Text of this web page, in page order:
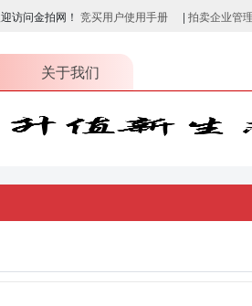
访问金拍网！ 竞买用户使用手册 | 拍卖企业管
关于我们